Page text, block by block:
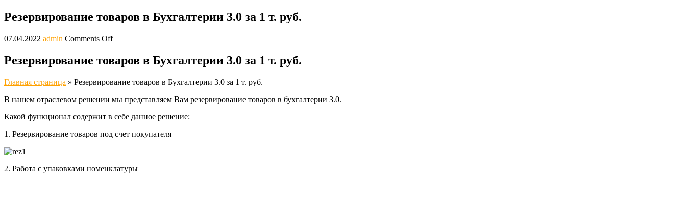
Резервирование товаров в Бухгалтерии 3.0 за 1 т. руб.
07.04.2022 admin Comments Off
Резервирование товаров в Бухгалтерии 3.0 за 1 т. руб.
Главная страница » Резервирование товаров в Бухгалтерии 3.0 за 1 т. руб.
В нашем отраслевом решении мы представляем Вам резервирование товаров в бухгалтерии 3.0.
Какой функционал содержит в себе данное решение:
1. Резервирование товаров под счет покупателя
2. Работа с упаковками номенклатуры